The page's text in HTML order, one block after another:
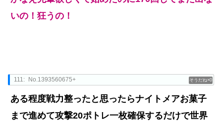
いの！狂うの！
0
111: No.1393560675+
ある程度戦力整ったと思ったらナイトメアお菓子
まで進めて攻撃20ポトレ一枚確保するだけで世界